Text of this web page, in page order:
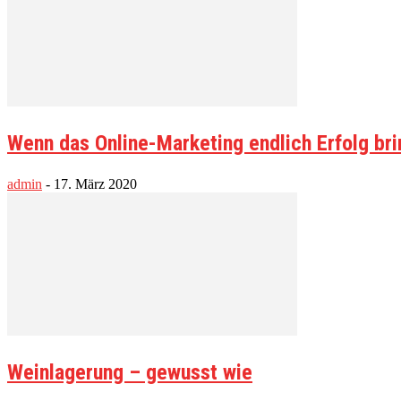
Wenn das Online-Marketing endlich Erfolg
admin - 17. März 2020
Weinlagerung – gewusst wie